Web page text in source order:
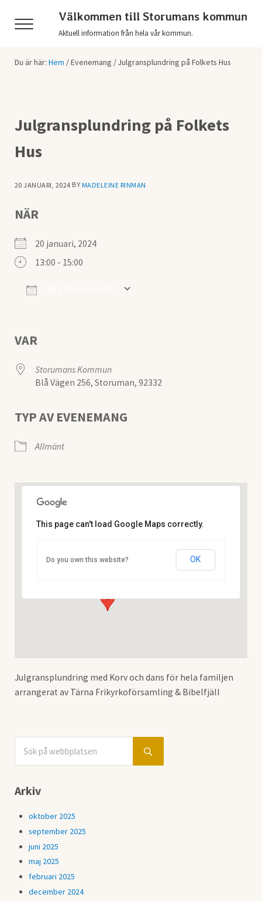
Menu
Välkommen till Storumans kommun
Aktuell information från hela vår kommun.
Du är här: Hem /Evenemang /Julgransplundring på Folkets Hus
Julgransplundring på Folkets
Hus
20 JANUARI, 2024 BYMADELEINE RINMAN
NÄR
20 januari, 2024
13:00 - 15:00
VAR
Storumans Kommun
Blå Vägen 256, Storuman, 92332
TYP AV EVENEMANG
Allmänt
Blå Vägen 256 - Storuman
This page can't load Google Maps correctly.
Do you own this website? OK
Julgransplundring med Korv och dans för hela familjen
arrangerat av Tärna Frikyrkoförsamling & Bibelfjäll
Sidebar
Submit search
Arkiv
oktober 2025
september 2025
juni 2025
maj 2025
februari 2025
december 2024